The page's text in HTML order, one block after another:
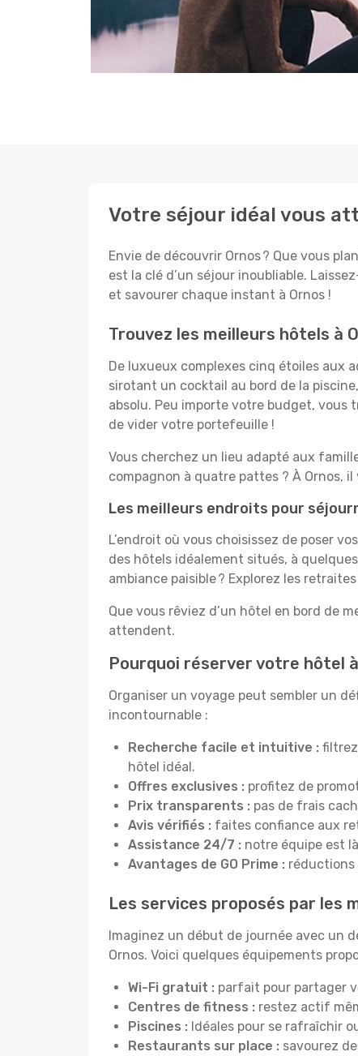
Votre séjour idéal vous
Envie de découvrir Ornos ? Que vous
est la clé d’un séjour inoubliable.
et savourer chaque instant à Ornos !
Trouvez les meilleurs hôtels à
De luxueux complexes cinq étoiles aux
sirotant un cocktail au bord de la
absolu. Peu importe votre budget, vous
de vider votre portefeuille !
Vous cherchez un lieu adapté aux
compagnon à quatre pattes ? À Ornos,
Les meilleurs endroits pour
L’endroit où vous choisissez de poser
des hôtels idéalement situés, à
ambiance paisible ? Explorez les
Que vous rêviez d’un hôtel en bord de
attendent.
Pourquoi réserver votre hôtel
Organiser un voyage peut sembler un
incontournable :
Recherche facile et intuitive :
hôtel idéal.
Offres exclusives : profitez de
Prix transparents : pas de frais
Avis vérifiés : faites confiance aux
Assistance 24/7 : notre équipe est
Avantages de GO Prime : réductions
Les services proposés par les
Imaginez un début de journée avec un
Ornos. Voici quelques équipements
Wi-Fi gratuit : parfait pour partager
Centres de fitness : restez actif
Piscines : Idéales pour se rafraîchir
Restaurants sur place : savourez